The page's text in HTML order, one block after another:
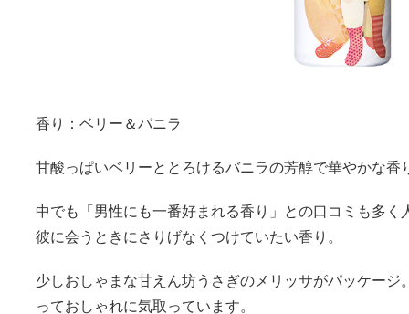
香り：ベリー＆バニラ
甘酸っぱいベリーととろけるバニラの芳醇で華やかな香
中でも「男性にも一番好まれる香り」との口コミも多
彼に会うときにさりげなくつけていたい香り。
少しおしゃまな甘えん坊うさぎのメリッサがパッケー
っておしゃれに気取っています。